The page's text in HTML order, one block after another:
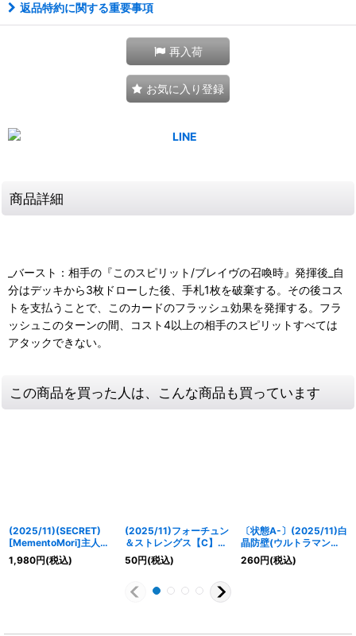
返品特約に関する重要事項
再入荷
お気に入り登録
商品詳細
_バースト：相手の『このスピリット/ブレイヴの召喚時』発揮後_自
分はデッキから3枚ドローした後、手札1枚を破棄する。その後コス
トを支払うことで、このカードのフラッシュ効果を発揮する。フラ
ッシュこのターンの間、コスト4以上の相手のスピリットすべては
アタックできない。
この商品を買った人は、こんな商品も買っています
(2025/11)(SECRET)
[MementoMori]主人公
＆タナトス【X-SEC】
{CB33-X01}《多》
1,980円(税込)
(2025/11)フォーチュン
＆ストレングス【C】
{CB33-058}《多》
50円(税込)
〔状態A-〕(2025/11)白
晶防壁(ウルトラマンテ
ィガVSキリエロイドイ
ラスト)【C】{BS52-
260円(税込)